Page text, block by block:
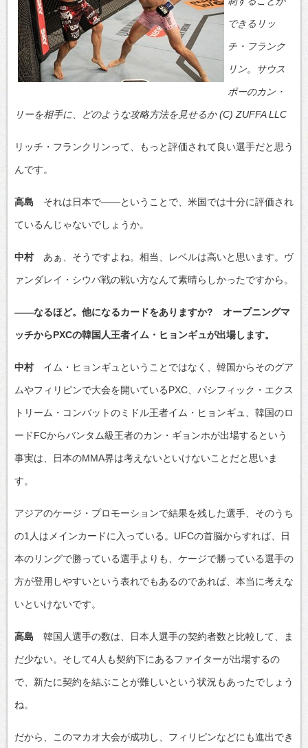
できるリッ
チ・フランク
リン。サウス
ポーのカン・
リーを相手に、どのような攻略方法を見せるか (C) ZUFFA LLC
リッチ・フランクリンって、もっと評価されて良い選手だと思う
んです。
高島 それは日本で――ということで、米国では十分に評価され
ているんじゃないでしょうか。
中村あぁ、そうですよね。相当、レベルは高いと思います。ヴ
ァンダレイ・シウバ戦の戦い方なんて素晴らしかったですから。
――なるほど。他になるカードをありますか? オープニングマ
ッチからPXCの韓国人王者イム・ヒョンギュが出場します。
中村イム・ヒョンギュということではなく、韓国からそのグア
ムやフィリピンで大会を開いているPXC、パシフィック・エクス
トリーム・コンバットのミドル王者イム・ヒョンギュ、韓国のロ
ードFCからバンタム級王者のカン・ギョンホが出場するという
事実は、日本のMMA界は考えないといけないことだと思いま
す。
アジアのケージ・プロモーションで結果を残した選手、そのうち
の1人はメインカードに入っている。UFCの首脳からすれば、日
本のリングで勝っている選手よりも、ケージで勝っている選手の
方が登用しやすいという表れでもあるのであれば、本当に考えな
いといけないです。
高島 韓国人選手の数は、日本人選手の契約者数と比較して、ま
だ少ない。そして4人も契約下にあるファイターが出場するの
で、新たに契約を結ぶことが難しいという状況もあったでしょう
ね。
だから、このマカオ大会が成功し、フィリピンなどにも進出でき